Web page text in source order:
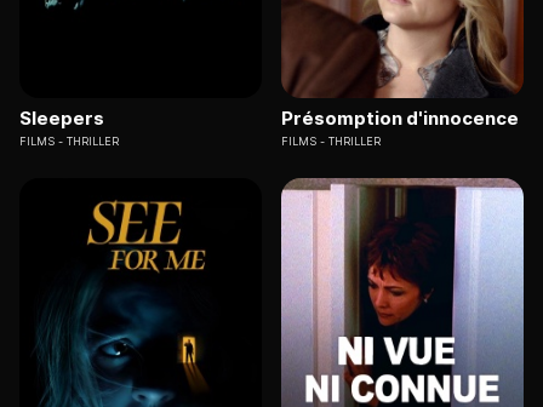
Sleepers
FILMS THRILLER
Présomption d'innocence
FILMS THRILLER